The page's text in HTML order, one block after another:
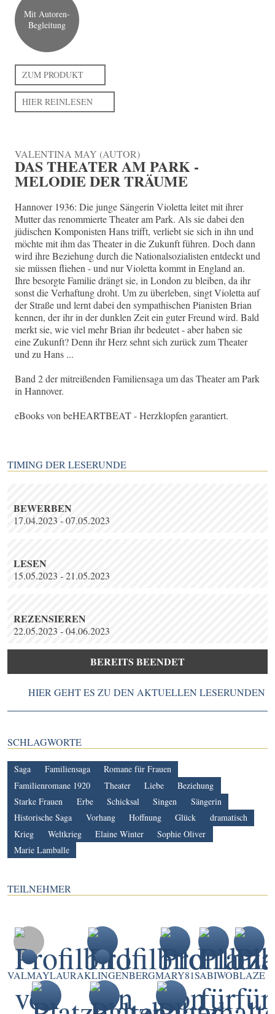
Mit Autoren-
Begleitung
ZUM PRODUKT
HIER REINLESEN
VALENTINA MAY (AUTOR)
DAS THEATER AM PARK -
MELODIE DER TRÄUME
Hannover 1936: Die junge Sängerin Violetta leitet mit ihrer
Mutter das renommierte Theater am Park. Als sie dabei den
jüdischen Komponisten Hans trifft, verliebt sie sich in ihn und
möchte mit ihm das Theater in die Zukunft führen. Doch dann
wird ihre Beziehung durch die Nationalsozialisten entdeckt und
sie müssen fliehen - und nur Violetta kommt in England an.
Ihre besorgte Familie drängt sie, in London zu bleiben, da ihr
sonst die Verhaftung droht. Um zu überleben, singt Violetta auf
der Straße und lernt dabei den sympathischen Pianisten Brian
kennen, der ihr in der dunklen Zeit ein guter Freund wird. Bald
merkt sie, wie viel mehr Brian ihr bedeutet - aber haben sie
eine Zukunft? Denn ihr Herz sehnt sich zurück zum Theater
und zu Hans ...
Band 2 der mitreißenden Familiensaga um das Theater am Park
in Hannover.
eBooks von beHEARTBEAT - Herzklopfen garantiert.
TIMING DER LESERUNDE
BEWERBEN
17.04.2023 - 07.05.2023
LESEN
15.05.2023 - 21.05.2023
REZENSIEREN
22.05.2023 - 04.06.2023
BEREITS BEENDET
HIER GEHT ES ZU DEN AKTUELLEN LESERUNDEN
SCHLAGWORTE
Saga Familiensaga
Romane für Frauen
Familienromane 1920
Theater Liebe
Beziehung
Starke Frauen
Erbe Schicksal Singen
Sängerin
Historische Saga
Vorhang Hoffnung Glück
dramatisch
Krieg
Weltkrieg Elaine Winter
Sophie Oliver
Marie Lamballe
TEILNEHMER
VALMAYLAURAKLINGENBERGMARY81SABIWOBLAZE